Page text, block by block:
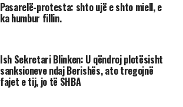
Pasarelë-protesta: shto ujë e shto miell, e
ka humbur fillin.
Ish Sekretari Blinken: U qëndroj plotësisht
sanksioneve ndaj Berishës, ato tregojnë
fajet e tij, jo të SHBA